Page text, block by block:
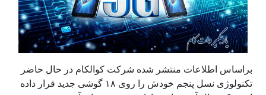
براساس اطلاعات منتشر شده شرکت کوالکام در حال حاضر
تکنولوژی نسل پنجم خودش را روی ۱۸ گوشی جدید قرار داده